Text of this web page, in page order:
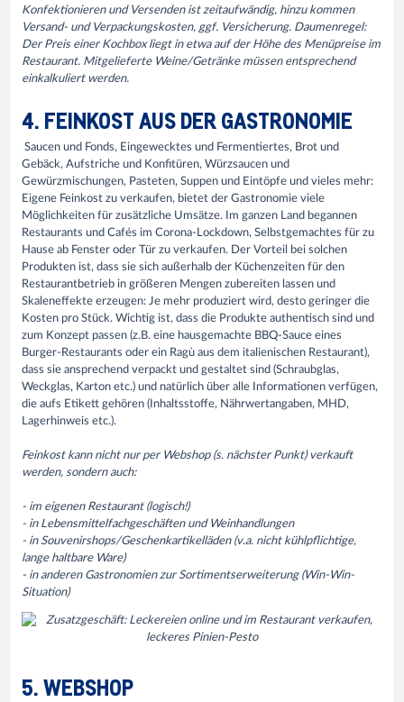
Konfektionieren und Versenden ist zeitaufwändig, hinzu kommen
Versand- und Verpackungskosten, ggf. Versicherung. Daumenregel:
Der Preis einer Kochbox liegt in etwa auf der Höhe des Menüpreise im
Restaurant. Mitgelieferte Weine/Getränke müssen entsprechend
einkalkuliert werden.
4. FEINKOST AUS DER GASTRONOMIE
Saucen und Fonds, Eingewecktes und Fermentiertes, Brot und
Gebäck, Aufstriche und Konfitüren, Würzsaucen und
Gewürzmischungen, Pasteten, Suppen und Eintöpfe und vieles mehr:
Eigene Feinkost zu verkaufen, bietet der Gastronomie viele
Möglichkeiten für zusätzliche Umsätze. Im ganzen Land begannen
Restaurants und Cafés im Corona-Lockdown, Selbstgemachtes für zu
Hause ab Fenster oder Tür zu verkaufen. Der Vorteil bei solchen
Produkten ist, dass sie sich außerhalb der Küchenzeiten für den
Restaurantbetrieb in größeren Mengen zubereiten lassen und
Skaleneffekte erzeugen: Je mehr produziert wird, desto geringer die
Kosten pro Stück. Wichtig ist, dass die Produkte authentisch sind und
zum Konzept passen (z.B. eine hausgemachte BBQ-Sauce eines
Burger-Restaurants oder ein Ragù aus dem italienischen Restaurant),
dass sie ansprechend verpackt und gestaltet sind (Schraubglas,
Weckglas, Karton etc.) und natürlich über alle Informationen verfügen,
die aufs Etikett gehören (Inhaltsstoffe, Nährwertangaben, MHD,
Lagerhinweis etc.).
Feinkost kann nicht nur per Webshop (s. nächster Punkt) verkauft
werden, sondern auch:
- im eigenen Restaurant (logisch!)
- in Lebensmittelfachgeschäften und Weinhandlungen
- in Souvenirshops/Geschenkartikelläden (v.a. nicht kühlpflichtige,
lange haltbare Ware)
- in anderen Gastronomien zur Sortimentserweiterung (Win-Win-
Situation)
5. WEBSHOP